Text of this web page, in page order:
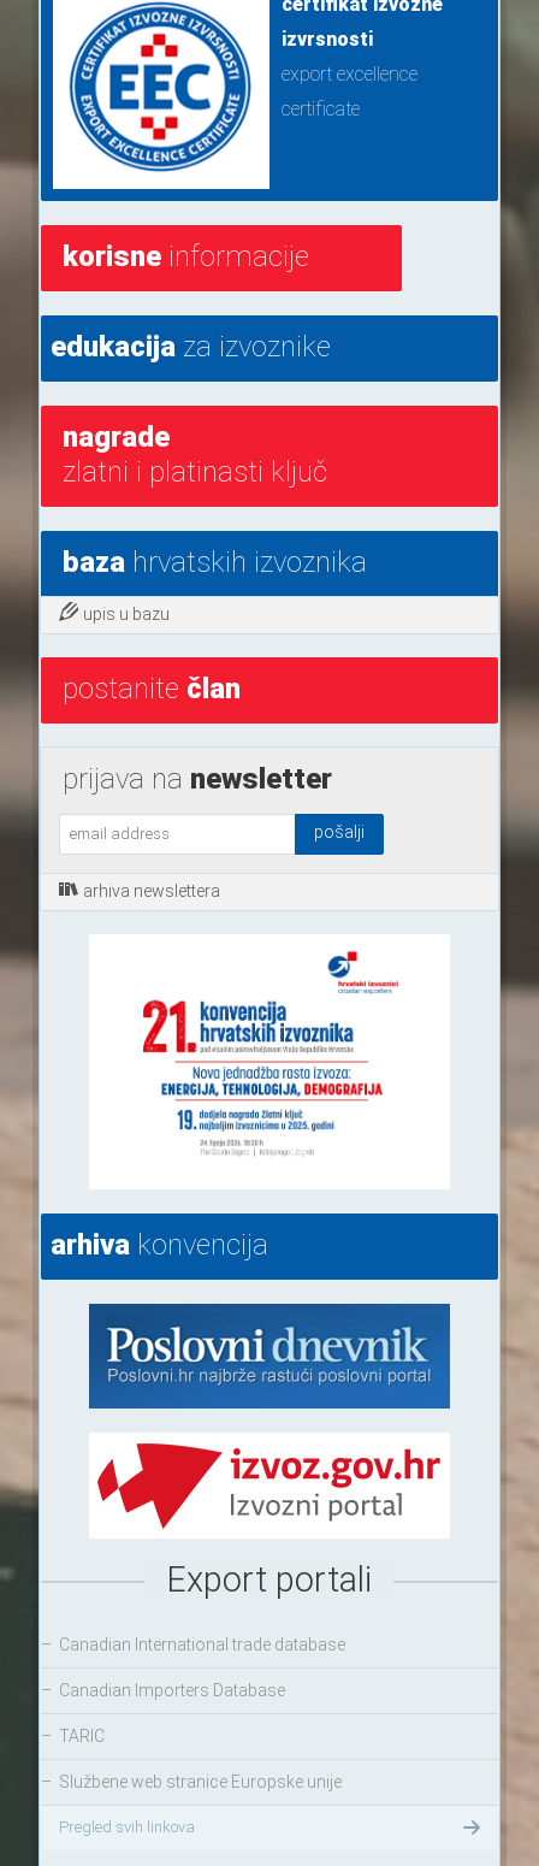
izvrsnosti
export excellence
certificate
korisneinformacije
edukacijaza izvoznike
nagrade
zlatni i platinasti ključ
bazahrvatskih izvoznika
upis u bazu
postanite član
prijava na newsletter
arhiva newslettera
arhivakonvencija
Export portali
– Canadian International trade database
– Canadian Importers Database
– TARIC
– Službene web stranice Europske unije
Pregled svih linkova